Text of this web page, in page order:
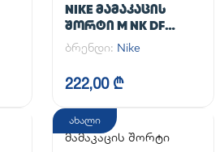
NIKE ᲛᲐᲛᲐᲙᲐᲪᲘᲡ
ᲨᲝᲠᲢᲘ M NK DF
UNLIMITED WVN 7IN
2IN1
ბრენდი: Nike
222,00 ₾
ახალი
მამაკაცის შორტი